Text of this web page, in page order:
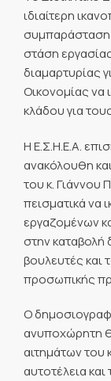
ιδιαίτερη
στάση
διαμαρτυρίας
Οικονομίας να
κλάδου για
Η Ε.Σ.Η.Ε.Α.
ανακόλουθη
του κ. Γιάννου
πεισματικά να
εργαζομένων
στην καταβολή
βουλευτές και
προσωπικής
Ο
ανυποχώρητη
αιτημάτων του
αυτοτέλεια